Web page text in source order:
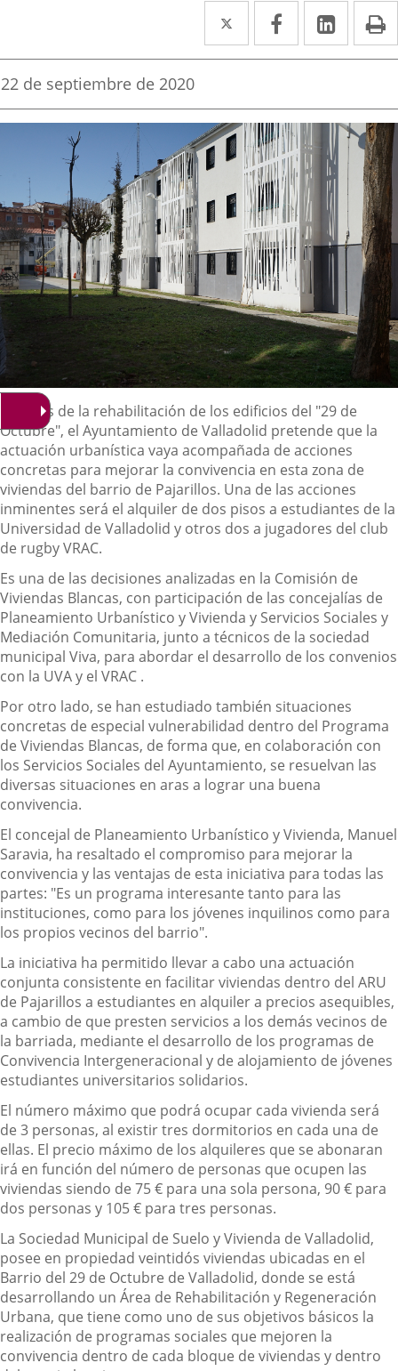
Twitter
Enlace
a
aplicación
externa.
Facebook
Enlace
a
aplicación
externa.
Enlace
a
Fecha
la
22 de septiembre de 2020
Descripción
Además de la rehabilitación de los edificios del "29 de
Octubre", el Ayuntamiento de Valladolid pretende que la
actuación urbanística vaya acompañada de acciones
concretas para mejorar la convivencia en esta zona de
viviendas del barrio de Pajarillos. Una de las acciones
inminentes será el alquiler de dos pisos a estudiantes de la
Universidad de Valladolid y otros dos a jugadores del club
de rugby VRAC.
Es una de las decisiones analizadas en la Comisión de
Viviendas Blancas, con participación de las concejalías de
Planeamiento Urbanístico y Vivienda y Servicios Sociales y
Mediación Comunitaria, junto a técnicos de la sociedad
municipal Viva, para abordar el desarrollo de los convenios
con la UVA y el VRAC .
Por otro lado, se han estudiado también situaciones
concretas de especial vulnerabilidad dentro del Programa
de Viviendas Blancas, de forma que, en colaboración con
los Servicios Sociales del Ayuntamiento, se resuelvan las
diversas situaciones en aras a lograr una buena
convivencia.
El concejal de Planeamiento Urbanístico y Vivienda, Manuel
Saravia, ha resaltado el compromiso para mejorar la
convivencia y las ventajas de esta iniciativa para todas las
partes: "Es un programa interesante tanto para las
instituciones, como para los jóvenes inquilinos como para
los propios vecinos del barrio".
La iniciativa ha permitido llevar a cabo una actuación
conjunta consistente en facilitar viviendas dentro del ARU
de Pajarillos a estudiantes en alquiler a precios asequibles,
a cambio de que presten servicios a los demás vecinos de
la barriada, mediante el desarrollo de los programas de
Convivencia Intergeneracional y de alojamiento de jóvenes
estudiantes universitarios solidarios.
El número máximo que podrá ocupar cada vivienda será
de 3 personas, al existir tres dormitorios en cada una de
ellas. El precio máximo de los alquileres que se abonaran
irá en función del número de personas que ocupen las
viviendas siendo de 75 € para una sola persona, 90 € para
dos personas y 105 € para tres personas.
La Sociedad Municipal de Suelo y Vivienda de Valladolid,
posee en propiedad veintidós viviendas ubicadas en el
Barrio del 29 de Octubre de Valladolid, donde se está
desarrollando un Área de Rehabilitación y Regeneración
Urbana, que tiene como uno de sus objetivos básicos la
realización de programas sociales que mejoren la
convivencia dentro de cada bloque de viviendas y dentro